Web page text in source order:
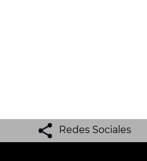
Redes Sociales